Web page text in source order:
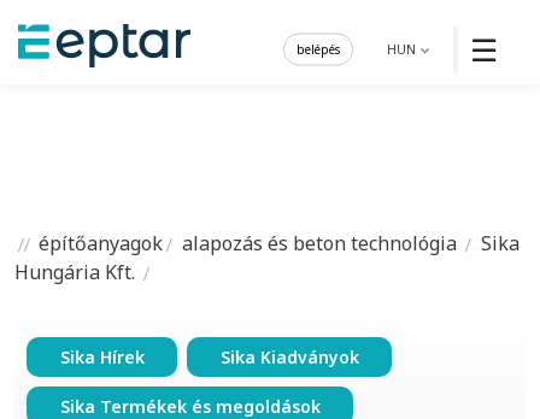
☰
HUN
belépés
építőanyagok alapozás és beton technológia
Sika
Hungária Kft.
Sika Hírek Sika Kiadványok
Sika Termékek és megoldások